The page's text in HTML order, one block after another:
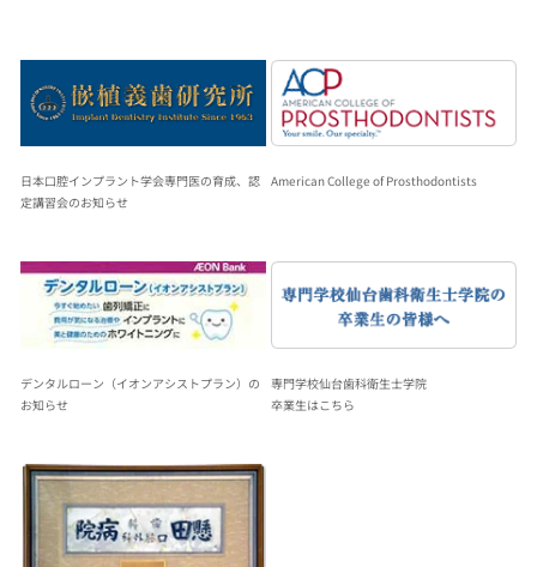
日本口腔インプラント学会専門医の育成、認
定講習会のお知らせ
American College of Prosthodontists
デンタルローン（イオンアシストプラン）の
お知らせ
専門学校仙台歯科衛生士学院
卒業生はこちら